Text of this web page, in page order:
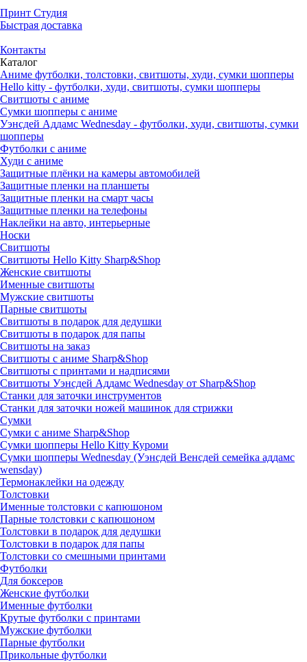
Принт Студия
Быстрая доставка
Контакты
Каталог
Аниме футболки, толстовки, свитшоты, худи, сумки шопперы
Hello kitty - футболки, худи, свитшоты, сумки шопперы
Свитшоты с аниме
Сумки шопперы с аниме
Уэнсдей Аддамс Wednesday - футболки, худи, свитшоты, сумки
шопперы
Футболки с аниме
Худи с аниме
Защитные плёнки на камеры автомобилей
Защитные пленки на планшеты
Защитные пленки на смарт часы
Защитные пленки на телефоны
Наклейки на авто, интерьерные
Носки
Свитшоты
Cвитшоты Hello Kitty Sharp&Shop
Женские свитшоты
Именные свитшоты
Мужские свитшоты
Парные свитшоты
Свитшоты в подарок для дедушки
Свитшоты в подарок для папы
Свитшоты на заказ
Свитшоты с аниме Sharp&Shop
Свитшоты с принтами и надписями
Свитшоты Уэнсдей Аддамс Wednesday от Sharp&Shop
Станки для заточки инструментов
Станки для заточки ножей машинок для стрижки
Сумки
Сумки с аниме Sharp&Shop
Сумки шопперы Hello Kitty Куроми
Сумки шопперы Wednesday (Уэнсдей Венсдей семейка аддамс
wensday)
Термонаклейки на одежду
Толстовки
Именные толстовки с капюшоном
Парные толстовки с капюшоном
Толстовки в подарок для дедушки
Толстовки в подарок для папы
Толстовки со смешными принтами
Футболки
Для боксеров
Женские футболки
Именные футболки
Крутые футболки с принтами
Мужские футболки
Парные футболки
Прикольные футболки